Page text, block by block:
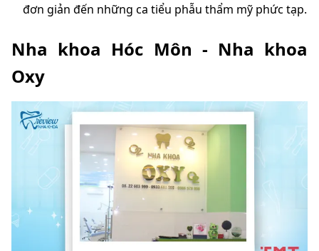
đơn giản đến những ca tiểu phẫu thẩm mỹ phức tạp.
Nha khoa Hóc Môn - Nha khoa
Oxy